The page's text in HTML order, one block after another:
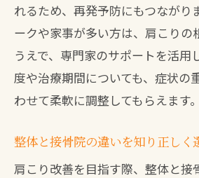
接骨院で学ぶ肩こり予
法
再発防止に役立つセル
用
八幡西区の接骨院で生活
肩こりと腰痛の再発を防
骨盤矯正で肩こり予防
れるため、再発予防にもつながり
ークや家事が多い方は、肩こりの
うえで、専門家のサポートを活用
度や治療期間についても、症状の
わせて柔軟に調整してもらえます。
整体と接骨院の違いを知り正しく
肩こり改善を目指す際、整体と接